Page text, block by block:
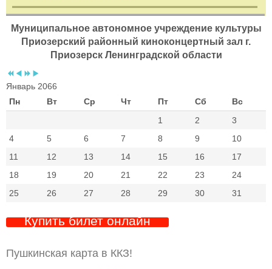
Муниципальное автономное учреждение культуры
Приозерский районный киноконцертный зал г.
Приозерск Ленинградской области
Январь 2066
Пн
Вт Ср Чт Пт Сб
Вс
1
2
3
4
5 6 7 8 9
10
11
12 13 14 15 16
17
18
19 20 21 22 23
24
25
26 27 28 29 30 31
Купить билет онлайн
Пушкинская карта в ККЗ!